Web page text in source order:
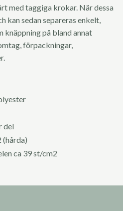
med taggiga krokar. När dessa
kan sedan separeras enkelt,
knäppning på bland annat
förpackningar,
del
(hårda)
ca 39 st/cm2